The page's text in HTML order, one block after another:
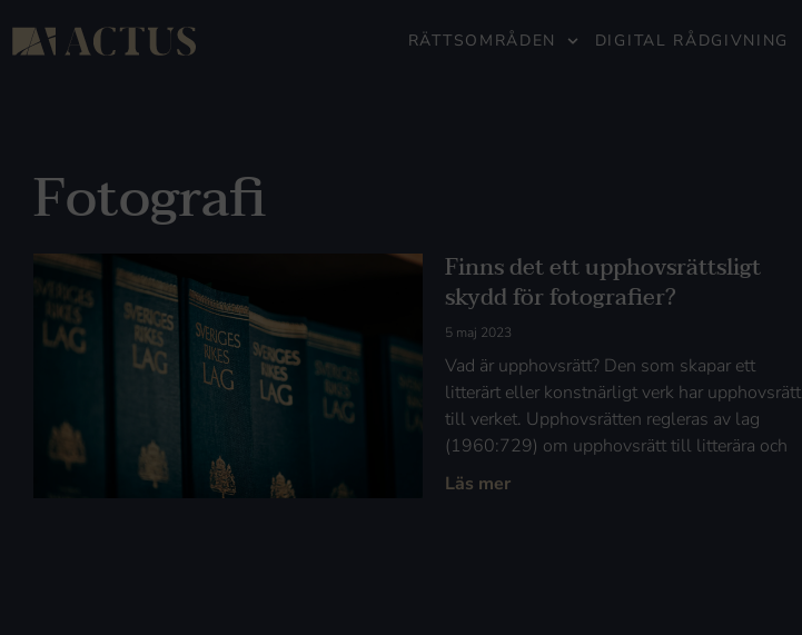
RÄTTSOMRÅDEN DIGITAL RÅDGIVNING
Fotografi
Finns det ett upphovsrättsligt
skydd för fotografier?
5 maj 2023
Vad är upphovsrätt? Den som skapar ett
litterärt eller konstnärligt verk har upphovsrätt
till verket. Upphovsrätten regleras av lag
(1960:729) om upphovsrätt till litterära och
Läs mer